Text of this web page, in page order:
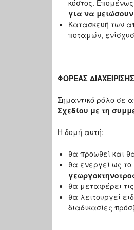
κόστος.
για να
Κατασκευή των
ποταμών,
ΦΟΡΕΑΣ
Σημαντικό ρόλο σε
Σχεδίου με τη
Η δομή αυτή:
θα προωθεί και
θα ενεργεί ως το
θα μεταφέρει τις
θα λειτουργεί
διαδικασίες